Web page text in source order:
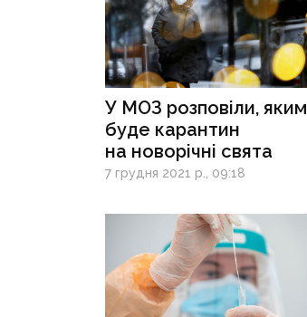
У МОЗ розповіли, яким
буде карантин
на новорічні свята
7 грудня 2021 р., 09:18